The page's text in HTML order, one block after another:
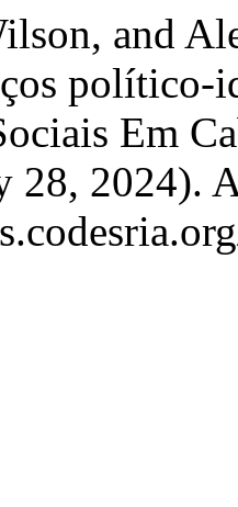
and
político-
Em
28, 2024).